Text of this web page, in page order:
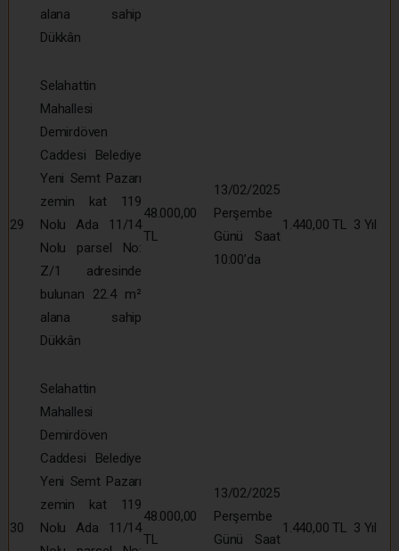
alana sahip
Dükkân
29
Selahattin
Mahallesi
Demirdöven
Caddesi Belediye
Yeni Semt Pazarı
zemin kat 119
Nolu Ada 11/14
Nolu parsel No:
Z/1 adresinde
bulunan 22.4 m²
alana sahip
Dükkân
48.000,00
TL
13/02/2025
Perşembe
Günü Saat
10:00’da
1.440,00 TL 3 Yıl
30
Selahattin
Mahallesi
Demirdöven
Caddesi Belediye
Yeni Semt Pazarı
zemin kat 119
Nolu Ada 11/14
48.000,00
TL
13/02/2025
Perşembe
Günü Saat
1.440,00 TL 3 Yıl